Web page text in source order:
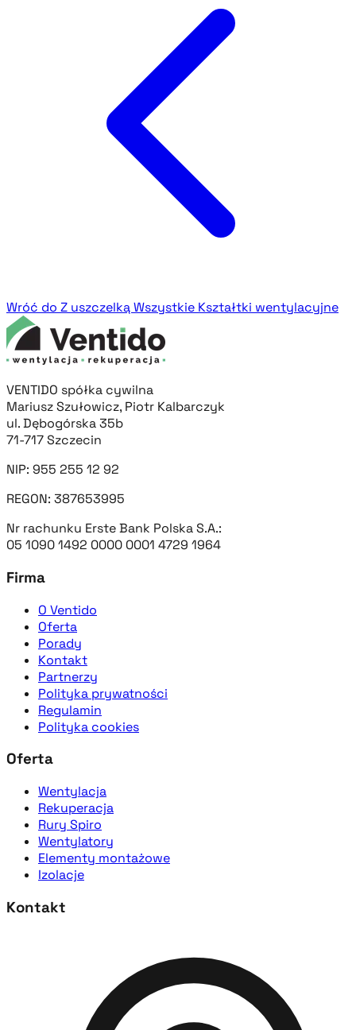
Wróć do Z uszczelkąWszystkie Kształtki wentylacyjne
VENTIDO spółka cywilna
Mariusz Szułowicz, Piotr Kalbarczyk
ul. Dębogórska 35b
71-717 Szczecin
NIP: 955 255 12 92
REGON: 387653995
Nr rachunku Erste Bank Polska S.A.:
05 1090 1492 0000 0001 4729 1964
Firma
O Ventido
Oferta
Porady
Kontakt
Partnerzy
Polityka prywatności
Regulamin
Polityka cookies
Oferta
Wentylacja
Rekuperacja
Rury Spiro
Wentylatory
Elementy montażowe
Izolacje
Kontakt